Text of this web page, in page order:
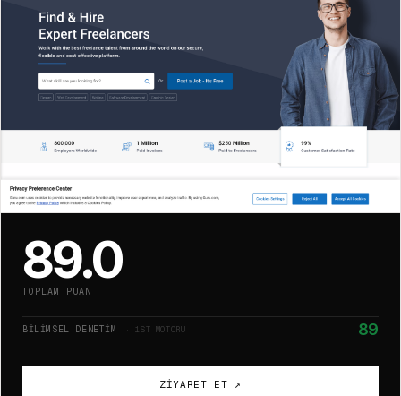
89.0
TOPLAM PUAN
BILIMSEL DENETIM · 1ST MOTORU 89
ZIYARET ET ↗